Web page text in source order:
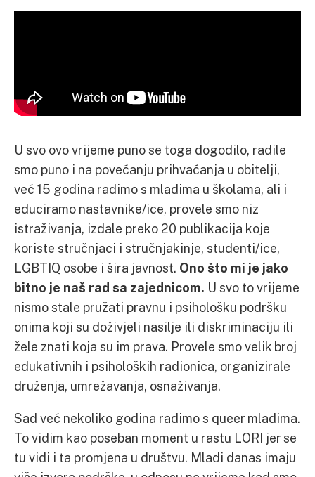
U svo ovo vrijeme puno se toga dogodilo, radile
smo puno i na povećanju prihvaćanja u obitelji,
već 15 godina radimo s mladima u školama, ali i
educiramo nastavnike/ice, provele smo niz
istraživanja, izdale preko 20 publikacija koje
koriste stručnjaci i stručnjakinje, studenti/ice,
LGBTIQ osobe i šira javnost. Ono što mi je jako
bitno je naš rad sa zajednicom. U svo to vrijeme
nismo stale pružati pravnu i psihološku podršku
onima koji su doživjeli nasilje ili diskriminaciju ili
žele znati koja su im prava. Provele smo velik broj
edukativnih i psiholoških radionica, organizirale
druženja, umrežavanja, osnaživanja.
Sad već nekoliko godina radimo s queer mladima.
To vidim kao poseban moment u rastu LORI jer se
tu vidi i ta promjena u društvu. Mladi danas imaju